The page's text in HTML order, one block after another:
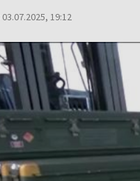
03.07.2025, 19:12